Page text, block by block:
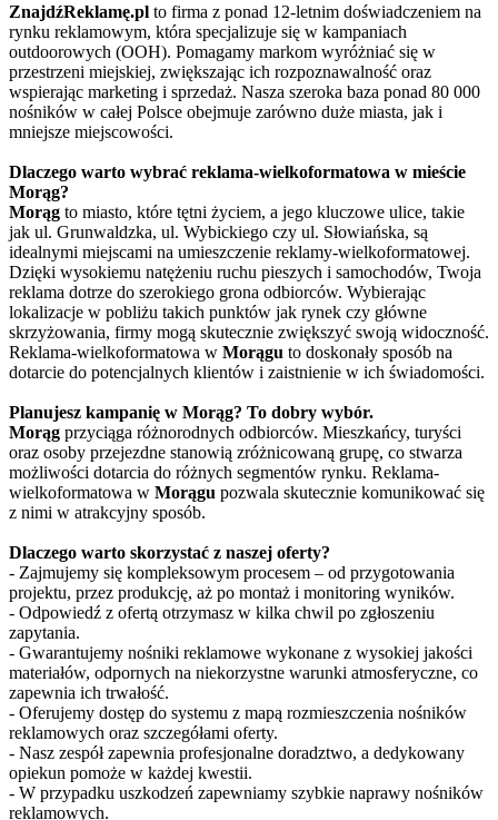
ZnajdźReklamę.pl to firma z ponad 12-letnim doświadczeniem na
rynku reklamowym, która specjalizuje się w kampaniach
outdoorowych (OOH). Pomagamy markom wyróżniać się w
przestrzeni miejskiej, zwiększając ich rozpoznawalność oraz
wspierając marketing i sprzedaż. Nasza szeroka baza ponad 80 000
nośników w całej Polsce obejmuje zarówno duże miasta, jak i
mniejsze miejscowości.
Dlaczego warto wybrać reklama-wielkoformatowa w mieście
Morąg?
Morąg to miasto, które tętni życiem, a jego kluczowe ulice, takie
jak ul. Grunwaldzka, ul. Wybickiego czy ul. Słowiańska, są
idealnymi miejscami na umieszczenie reklamy-wielkoformatowej.
Dzięki wysokiemu natężeniu ruchu pieszych i samochodów, Twoja
reklama dotrze do szerokiego grona odbiorców. Wybierając
lokalizacje w pobliżu takich punktów jak rynek czy główne
skrzyżowania, firmy mogą skutecznie zwiększyć swoją widoczność.
Reklama-wielkoformatowa w Morągu to doskonały sposób na
dotarcie do potencjalnych klientów i zaistnienie w ich świadomości.
Planujesz kampanię w Morąg? To dobry wybór.
Morąg przyciąga różnorodnych odbiorców. Mieszkańcy, turyści
oraz osoby przejezdne stanowią zróżnicowaną grupę, co stwarza
możliwości dotarcia do różnych segmentów rynku. Reklama-
wielkoformatowa w Morągu pozwala skutecznie komunikować się
z nimi w atrakcyjny sposób.
Dlaczego warto skorzystać z naszej oferty?
- Zajmujemy się kompleksowym procesem – od przygotowania
projektu, przez produkcję, aż po montaż i monitoring wyników.
- Odpowiedź z ofertą otrzymasz w kilka chwil po zgłoszeniu
zapytania.
- Gwarantujemy nośniki reklamowe wykonane z wysokiej jakości
materiałów, odpornych na niekorzystne warunki atmosferyczne, co
zapewnia ich trwałość.
- Oferujemy dostęp do systemu z mapą rozmieszczenia nośników
reklamowych oraz szczegółami oferty.
- Nasz zespół zapewnia profesjonalne doradztwo, a dedykowany
opiekun pomoże w każdej kwestii.
- W przypadku uszkodzeń zapewniamy szybkie naprawy nośników
reklamowych.